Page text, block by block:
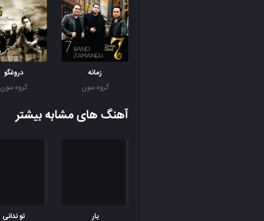
زمانه
گروه سون
دروغگو
گروه سون
آهنگ های مشابه بیشتر
یار تو ندانی